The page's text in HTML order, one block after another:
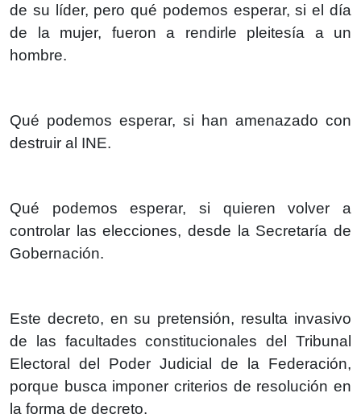
de su líder, pero qué podemos esperar, si el día
de la mujer, fueron a rendirle pleitesía a un
hombre.
Qué podemos esperar, si han amenazado con
destruir al INE.
Qué podemos esperar, si quieren volver a
controlar las elecciones, desde la Secretaría de
Gobernación.
Este decreto, en su pretensión, resulta invasivo
de las facultades constitucionales del Tribunal
Electoral del Poder Judicial de la Federación,
porque busca imponer criterios de resolución en
la forma de decreto.